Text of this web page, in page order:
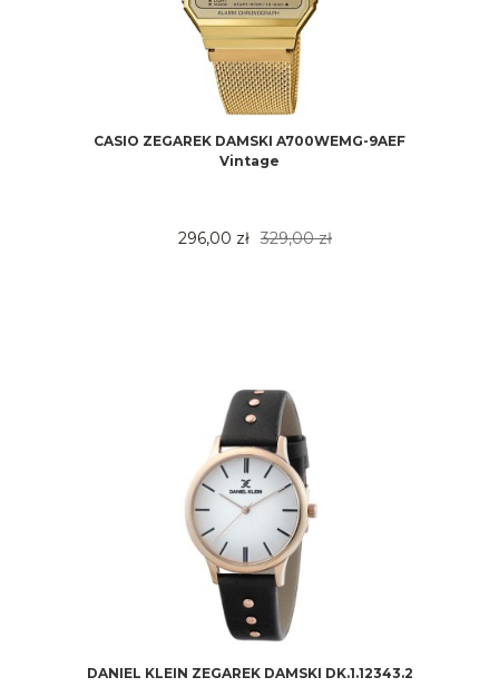
CASIO ZEGAREK DAMSKI A700WEMG-9AEF
Vintage
296,00 zł 329,00 zł
DANIEL KLEIN ZEGAREK DAMSKI DK.1.12343.2